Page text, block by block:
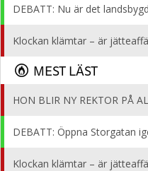
DEBATT: Nu är det
Klockan klämtar – är
MEST LÄST
HON BLIR NY REKTOR PÅ
DEBATT: Öppna Storgatan
Klockan klämtar – är